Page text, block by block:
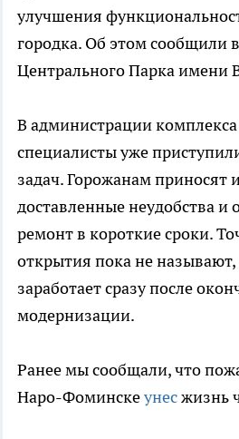
улучшения
городка. Об этом сообщили
Центрального Парка имени
В администрации
специалисты уже
задач. Горожанам приносят
доставленные неудобства
ремонт в короткие сроки.
открытия пока не
заработает сразу после
модернизации.
Ранее мы сообщали, что
Наро-Фоминскеунесжизнь